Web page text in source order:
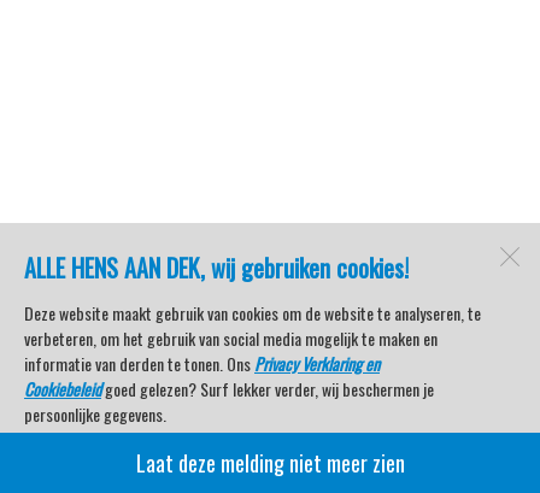
ALLE HENS AAN DEK, wij gebruiken cookies!
Deze website maakt gebruik van cookies om de website te analyseren, te
verbeteren, om het gebruik van social media mogelijk te maken en
informatie van derden te tonen. OnsPrivacy Verklaring en
Cookiebeleidgoed gelezen? Surf lekker verder, wij beschermen je
persoonlijke gegevens.
Veel kijkplezier met Watersport TV Beleving & Nieuws!
Laat deze melding niet meer zien